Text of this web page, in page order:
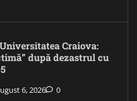
Craiova:
după dezastrul cu
6, 2026 0